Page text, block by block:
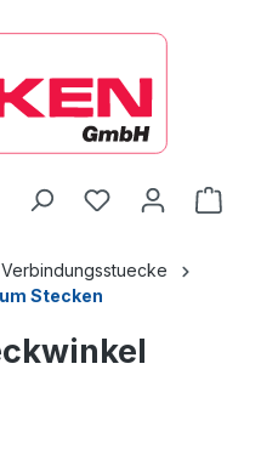
Stecken